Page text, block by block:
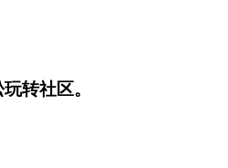
转社区。